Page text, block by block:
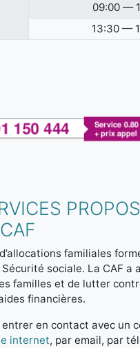
09:00 —
13:30 —
familiales
sociale. La CAF a
familles et de lutter
financières.
entrer en contact avec un
internet, par email, par